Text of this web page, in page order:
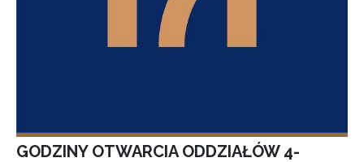
GODZINY OTWARCIA ODDZIAŁÓW 4-